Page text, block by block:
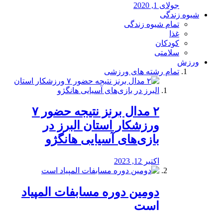
جولای 1, 2020
شیوه زندگی
تمام شیوه زندگی
غذا
کودکان
سلامتی
ورزش
تمام رشته های ورزشی
۲ مدال برنز نتیجه حضور ۷
ورزشکار استان البرز در
بازی‌های آسیایی هانگژو
اکتبر 12, 2023
دومین دوره مسابفات المپیاد
است